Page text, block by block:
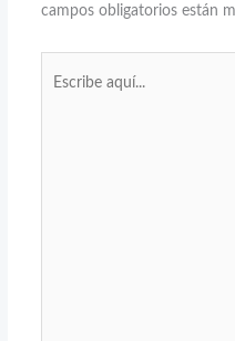
campos obligatorios están